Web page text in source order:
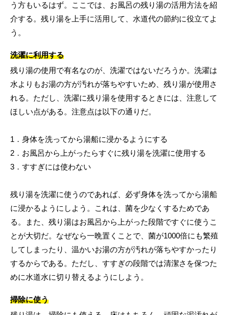
う方もいるはず。ここでは、お風呂の残り湯の活用方法を紹
介する。残り湯を上手に活用して、水道代の節約に役立てよ
う。
洗濯に利用する
残り湯の使用で有名なのが、洗濯ではないだろうか。洗濯は
水よりもお湯の方が汚れが落ちやすいため、残り湯が使用さ
れる。ただし、洗濯に残り湯を使用するときには、注意して
ほしい点がある。注意点は以下の通りだ。
1．身体を洗ってから湯船に浸かるようにする
2．お風呂から上がったらすぐに残り湯を洗濯に使用する
3．すすぎには使わない
残り湯を洗濯に使うのであれば、必ず身体を洗ってから湯船
に浸かるようにしよう。これは、菌を少なくするためであ
る。また、残り湯はお風呂から上がった段階ですぐに使うこ
とが大切だ。なぜなら一晩置くことで、菌が1000倍にも繁殖
してしまったり、温かいお湯の方が汚れが落ちやすかったり
するからである。ただし、すすぎの段階では清潔さを保つた
めに水道水に切り替えるようにしよう。
掃除に使う